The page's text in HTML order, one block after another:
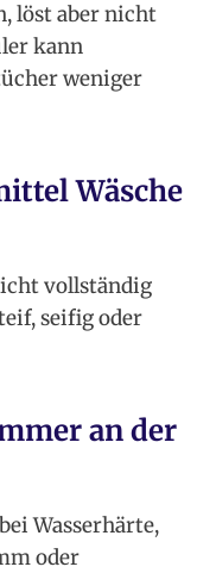
löst aber nicht
kann
weniger
Wäsche
vollständig
seifig oder
an der
Wasserhärte,
oder